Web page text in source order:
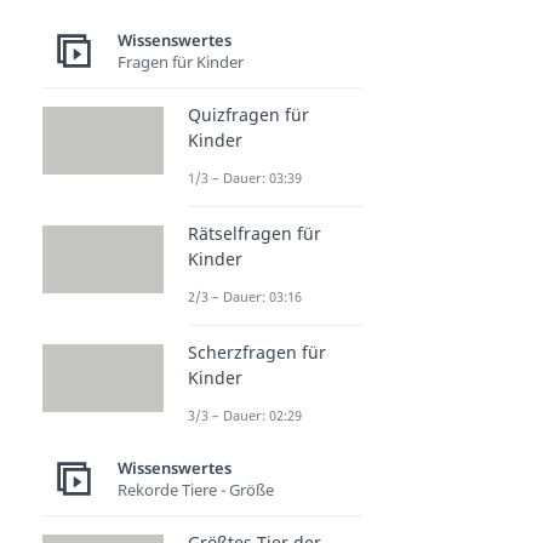
Wissenswertes
Fragen für Kinder
Quizfragen für
Kinder
1/3 – Dauer: 03:39
Rätselfragen für
Kinder
2/3 – Dauer: 03:16
Scherzfragen für
Kinder
3/3 – Dauer: 02:29
Wissenswertes
Rekorde Tiere - Größe